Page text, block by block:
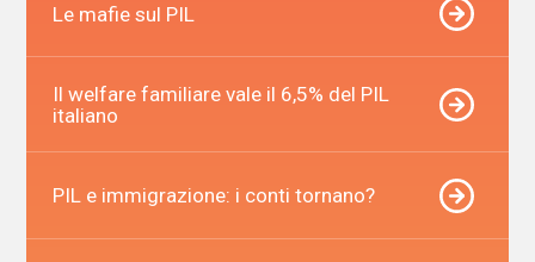
Le mafie sul PIL
Il welfare familiare vale il 6,5% del PIL
italiano
PIL e immigrazione: i conti tornano?